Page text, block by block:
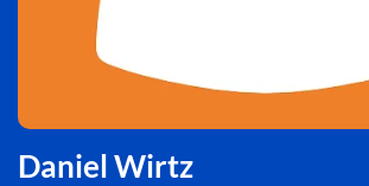
Daniel Wirtz